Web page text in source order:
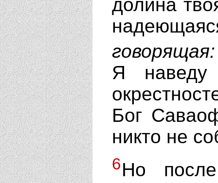
долина
говорящая:
Я
Бог
никто не
6Но